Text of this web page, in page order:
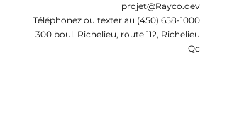
projet@Rayco.dev
Téléphonez ou texter au (450) 658-1000
300 boul. Richelieu, route 112, Richelieu
Qc